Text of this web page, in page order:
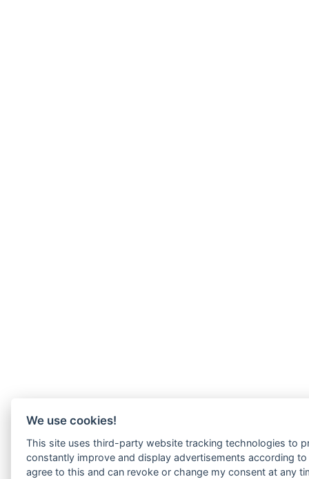
We use cookies!
This site uses third-party website tracking technologies to
constantly improve and display advertisements according
agree to this and can revoke or change my consent at any